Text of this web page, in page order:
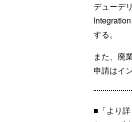
デューデ
する。
また、廃
申請はイ
■「より